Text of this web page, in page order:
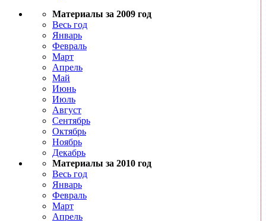
Материалы за 2009 год
Весь год
Январь
Февраль
Март
Апрель
Май
Июнь
Июль
Август
Сентябрь
Октябрь
Ноябрь
Декабрь
Материалы за 2010 год
Весь год
Январь
Февраль
Март
Апрель